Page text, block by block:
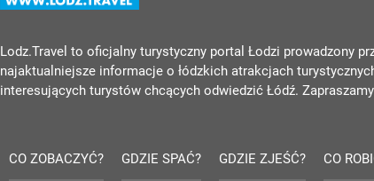
Lodz.Travel to oficjalny turystyczny portal Łodzi prowadzony
najaktualniejsze informacje o łódzkich atrakcjach
interesujących turystów chcących odwiedzić Łódź.
CO ZOBACZYĆ? GDZIE SPAĆ? GDZIE ZJEŚĆ? CO